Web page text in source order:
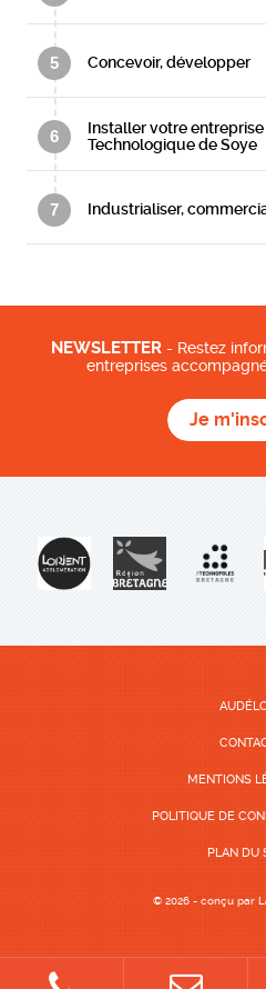
5 Concevoir, développer
6
Installer votre
Technologique de Soye
7 Industrialiser,
NEWSLETTER - Restez
entreprises
Je
MENTIONS
POLITIQUE DE
PLAN DU
© 2026 - conçu par